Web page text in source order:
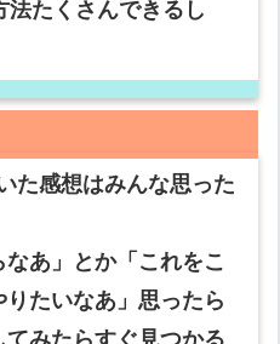
法たくさんできるし
た感想はみんな思った
なあ」とか「これをこ
たいなあ」思ったら